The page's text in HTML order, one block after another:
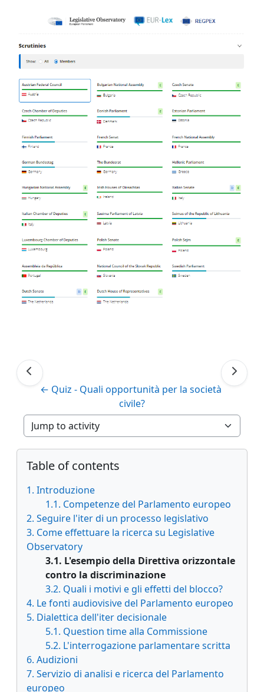
← Quiz - Quali opportunità per la società
civile?
Jump to activity
Blocks
Skip Table of contents
Table of contents
1. Introduzione
1.1. Competenze del Parlamento europeo
2. Seguire l'iter di un processo legislativo
3. Come effettuare la ricerca su Legislative
Observatory
3.1. L'esempio della Direttiva orizzontale
contro la discriminazione
3.2. Quali i motivi e gli effetti del blocco?
4. Le fonti audiovisive del Parlamento europeo
5. Dialettica dell'iter decisionale
5.1. Question time alla Commissione
5.2. L'interrogazione parlamentare scritta
6. Audizioni
7. Servizio di analisi e ricerca del Parlamento
europeo